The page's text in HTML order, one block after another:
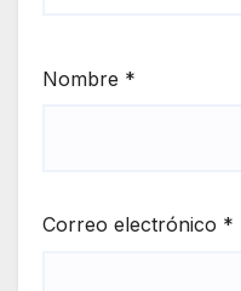
Nombre *
Correo electrónico *